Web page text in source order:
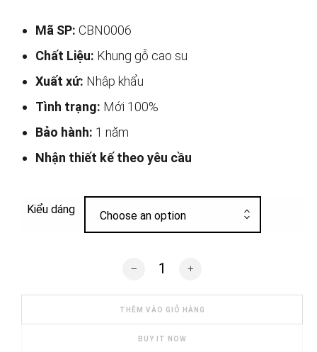
Mã SP: CBN0006
Chất Liệu: Khung gỗ cao su
Xuất xứ: Nhập khẩu
Tình trạng: Mới 100%
Bảo hành: 1 năm
Nhận thiết kế theo yêu cầu
Kiểu dáng
Choose an option
Bộ giường tủ phong cách Châu Âu
THÊM VÀO GIỎ HÀNG
BUY IT NOW